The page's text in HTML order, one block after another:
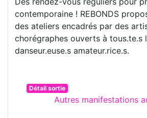
contemporaine ! REBONDS
des ateliers encadrés par des
chorégraphes ouverts à tous.te.s
danseur.euse.s amateur.rice.s.
Détail sortie
Autres manifestations